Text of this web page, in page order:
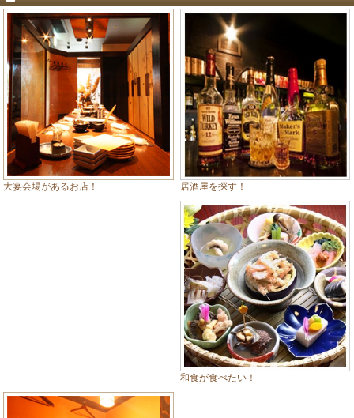
大宴会場があるお店！ 居酒屋を探す！
和食が食べたい！